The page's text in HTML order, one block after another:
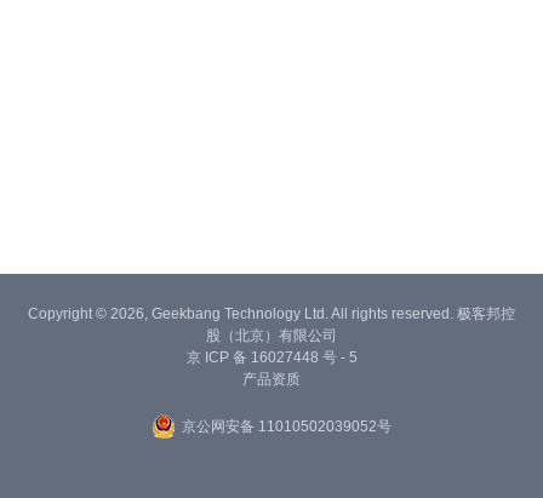
Copyright © 2026, Geekbang Technology Ltd. All rights reserved. 极客邦控
股（北京）有限公司
京 ICP 备 16027448 号 - 5
产品资质
京公网安备 11010502039052号